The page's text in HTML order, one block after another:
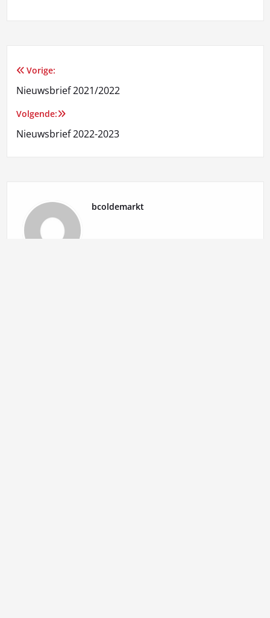
Bericht
navigatie
Vorige:
Nieuwsbrief 2021/2022
Volgende:
Nieuwsbrief 2022-2023
bcoldemarkt